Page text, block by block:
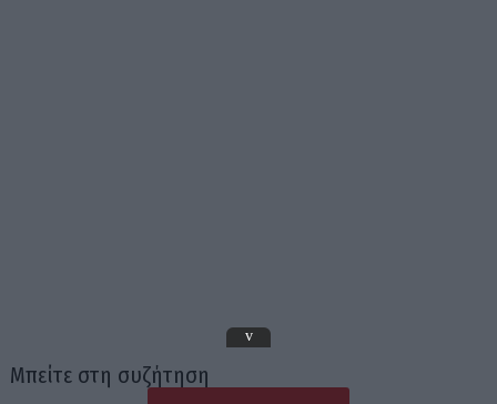
Μπείτε στη συζήτηση
v